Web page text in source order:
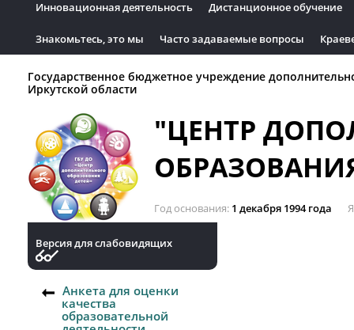
Инновационная деятельность Дистанционное обучение
Знакомьтесь, это мы Часто задаваемые вопросы
Государственное бюджетное учреждение
Иркутской области
"ЦЕНТР
Год основания 1 декабря 1994 года
Версия для слабовидящих
Анкета для оценки
качества
образовательной